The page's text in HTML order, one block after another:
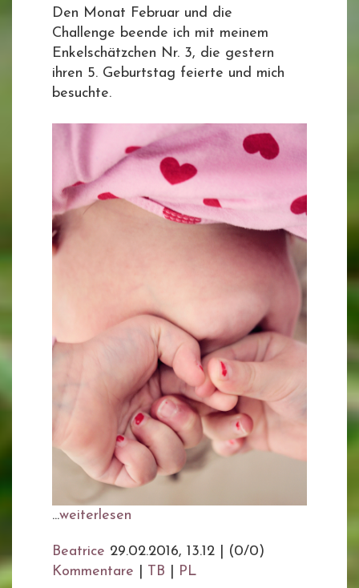
Den Monat Februar und die
Challenge beende ich mit meinem
Enkelschätzchen Nr. 3, die gestern
ihren 5. Geburtstag feierte und mich
besuchte.
...weiterlesen
Beatrice 29.02.2016, 13.12
(0/0)
Kommentare
TB PL